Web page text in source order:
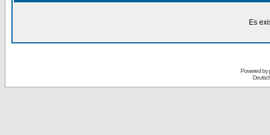
Es
Powered by